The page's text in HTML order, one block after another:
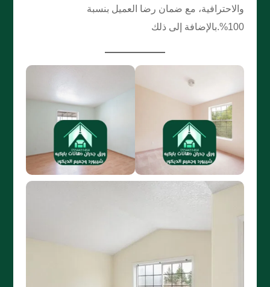
والاحترافية، مع ضمان رضا العميل بنسبة
100%.بالإضافة إلى ذلك